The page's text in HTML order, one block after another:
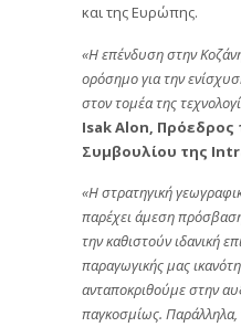
και της Ευρώπης.
«Η επένδυση στην
ορόσημο για την
στον τομέα της
Isak Alon, Πρόεδρος
Συμβουλίου της
«Η στρατηγική
παρέχει άμεση
την καθιστούν ιδανική
παραγωγικής μας
ανταποκριθούμε στην
παγκοσμίως. Παράλληλα,